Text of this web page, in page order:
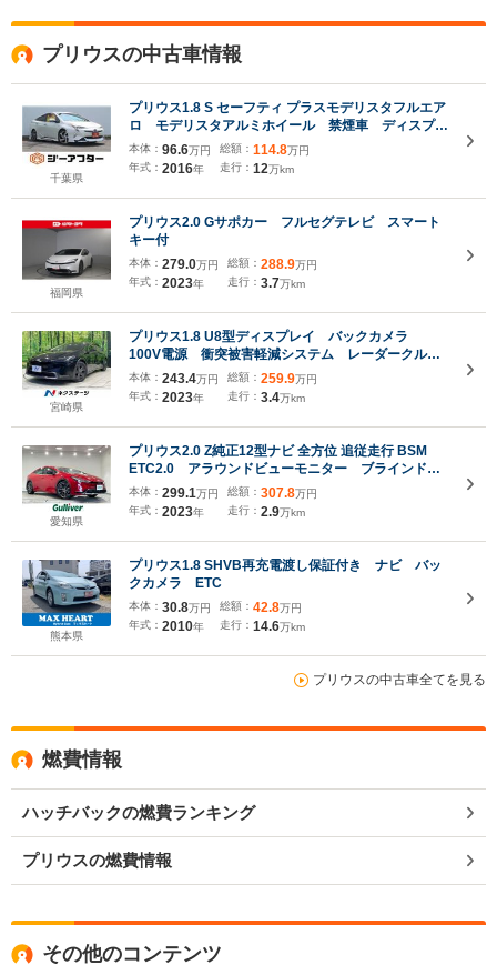
プリウスの中古車情報
千葉県
プリウス1.8 S セーフティ プラスモデリスタフルエア
ロ モデリスタアルミホイール 禁煙車 ディスプレ
イオーディオ バックカメラ クルーズコントロー
ル ETC クリアランスソナー スマートキー プッ
シュスタート
本体： 96.6万円
年式： 2016年
総額： 114.8万円
走行： 12万km
福岡県
プリウス2.0 Gサポカー フルセグテレビ スマート
キー付
本体： 279.0万円
年式： 2023年
総額： 288.9万円
走行： 3.7万km
宮崎県
プリウス1.8 U8型ディスプレイ バックカメラ
100V電源 衝突被害軽減システム レーダークルー
ズ 禁煙車 ドラレコ コーナーセンサー スマート
キー LEDヘッド ETC2.0 オートハイビーム 車
線逸脱警報
本体： 243.4万円
年式： 2023年
総額： 259.9万円
走行： 3.4万km
愛知県
プリウス2.0 Z純正12型ナビ 全方位 追従走行 BSM
ETC2.0 アラウンドビューモニター ブラインドス
ポットモニター ETC2.0 デジタルインナーミラ
ー シートメモリー 電動リアゲート パーキングア
シスト LED
本体： 299.1万円
年式： 2023年
総額： 307.8万円
走行： 2.9万km
熊本県
プリウス1.8 SHVB再充電渡し保証付き ナビ バッ
クカメラ ETC
本体： 30.8万円
年式： 2010年
総額： 42.8万円
走行： 14.6万km
プリウスの中古車全てを見る
燃費情報
ハッチバックの燃費ランキング
プリウスの燃費情報
その他のコンテンツ